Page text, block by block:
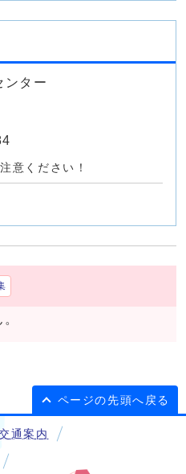
ンター
意ください！
ページの先頭へ戻る
通案内